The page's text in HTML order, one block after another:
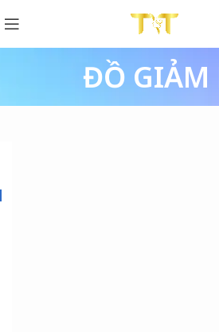
ĐỒ GIẢM